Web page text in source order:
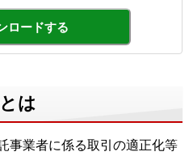
ロードする
は
事業者に係る取引の適正化等